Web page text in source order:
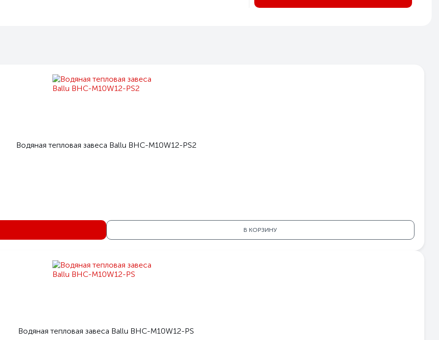
Белый
Тепломаш серия 400 Оптима Плюс
Водяная тепловая завеса Тепломаш КЭВ-46П4135W
Водяная тепловая завеса Ballu BHC-M10W12-PS2
В КОРЗИНУ
Водяная тепловая завеса Ballu BHC-M10W12-PS